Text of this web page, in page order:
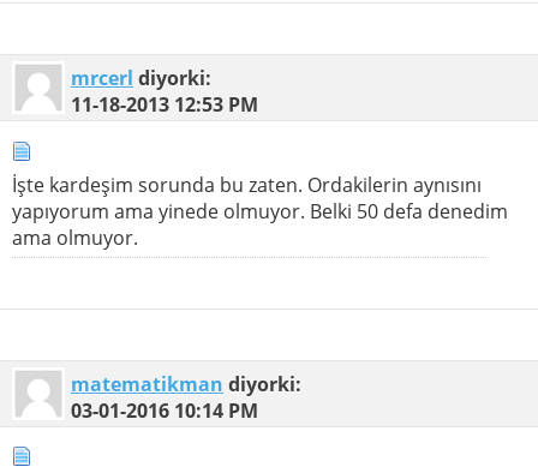
mrcerl diyorki:
11-18-2013 12:53 PM
İşte kardeşim sorunda bu zaten. Ordakilerin aynısını
yapıyorum ama yinede olmuyor. Belki 50 defa denedim
ama olmuyor.
matematikman diyorki:
03-01-2016 10:14 PM